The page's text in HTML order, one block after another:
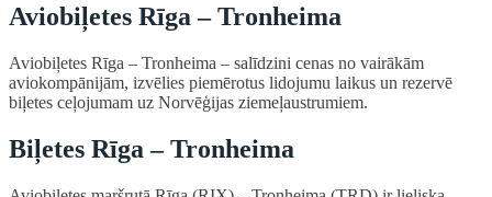
Aviobiļetes Rīga – Tronheima
Aviobiļetes Rīga – Tronheima – salīdzini cenas no vairākām
aviokompānijām, izvēlies piemērotus lidojumu laikus un rezervē
biļetes ceļojumam uz Norvēģijas ziemeļaustrumiem.
Biļetes Rīga – Tronheima